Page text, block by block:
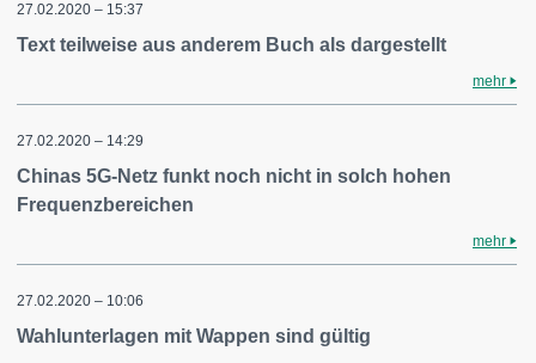
27.02.2020 – 15:37
Text teilweise aus anderem Buch als dargestellt
mehr
27.02.2020 – 14:29
Chinas 5G-Netz funkt noch nicht in solch hohen
Frequenzbereichen
mehr
27.02.2020 – 10:06
Wahlunterlagen mit Wappen sind gültig